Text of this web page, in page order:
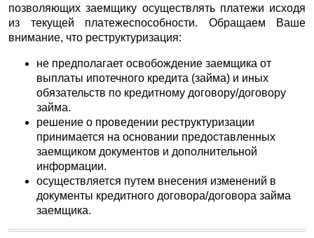
позволяющих заемщику осуществлять платежи исходя
из текущей платежеспособности. Обращаем Ваше
внимание, что реструктуризация:
не предполагает освобождение заемщика от
выплаты ипотечного кредита (займа) и иных
обязательств по кредитному договору/договору
займа.
решение о проведении реструктуризации
принимается на основании предоставленных
заемщиком документов и дополнительной
информации.
осуществляется путем внесения изменений в
документы кредитного договора/договора займа
заемщика.